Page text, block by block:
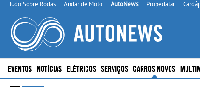
Tudo Sobre Rodas Andar de Moto AutoNews Propedalar
EVENTOS NOTÍCIAS ELÉTRICOS SERVIÇOS CARROS NOVOS